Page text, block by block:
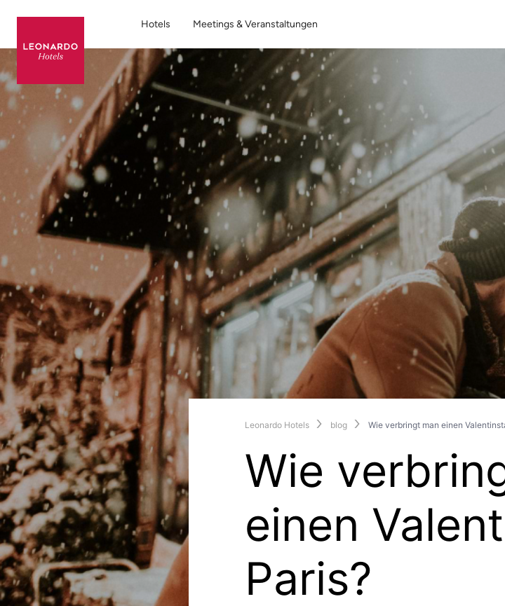
Hotels Meetings & Veranstaltungen
Leonardo Hotels blog Wie verbringt man einen
Wie
einen
Paris?